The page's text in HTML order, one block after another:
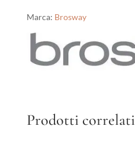
Marca: Brosway
Prodotti correlati